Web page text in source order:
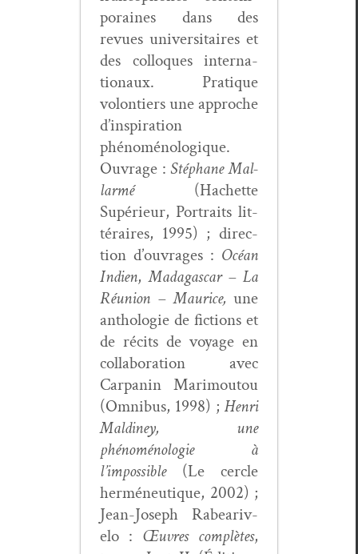
po­raines dans des
revues uni­ver­si­taires et
des col­lo­ques inter­na­
tionaux. Pra­tique
volon­tiers une approche
d’inspiration
phénoménologique.
Ouvrage : Stéphane Mal­
lar­mé(Hachette
Supérieur, Por­traits lit­
téraires, 1995) ; direc­
tion d’ouvrages : Océan
Indi­en,Mada­gas­car – La
Réu­nion – Mau­rice, une
antholo­gie de fic­tions et
de réc­its de voy­age en
col­lab­o­ra­tion avec
Carpanin Mari­moutou
(Omnibus, 1998) ; Hen­ri
Maldiney, une
phénoménolo­gie à
l’impossible(Le cer­cle
her­méneu­tique, 2002) ;
Jean-Joseph Rabeariv­
elo : Œuvres com­plètes,